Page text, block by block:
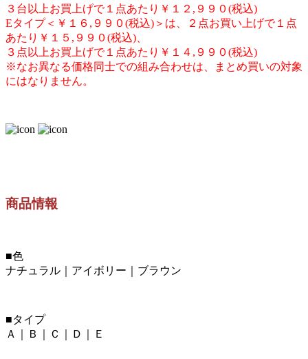
３台以上お買上げで１点あたり￥１２,９９０(税込)
Eタイプ＜￥１６,９９０(税込)＞は、２点お買い上げで１点
あたり￥１５,９９０(税込)、
３点以上お買上げで１点あたり￥１４,９９０(税込)
※なお異なる価格同士での組み合わせは、まとめ買いの対象
にはなりません。
商品情報
■色
ナチュラル｜アイボリー｜ブラウン
■タイプ
Ａ｜Ｂ｜Ｃ｜Ｄ｜Ｅ